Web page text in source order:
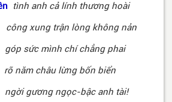
tình anh cả lính thương hoài
công xung trận lòng không nản
góp sức mình chí chẳng phai
rỡ năm châu lừng bốn biển
ngời gương ngọc-bậc anh tài!